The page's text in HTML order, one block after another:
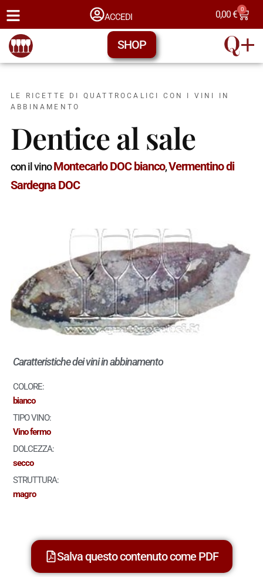
ACCEDI 0,00€ 0
SHOP
LE RICETTE DI QUATTROCALICI CON I VINI IN
ABBINAMENTO
Dentice al sale
con il vinoMontecarlo DOC bianco,Vermentino di
Sardegna DOC
Caratteristiche dei vini in abbinamento
COLORE:
bianco
TIPO VINO:
Vino fermo
DOLCEZZA:
secco
STRUTTURA:
magro
Salva questo contenuto come PDF